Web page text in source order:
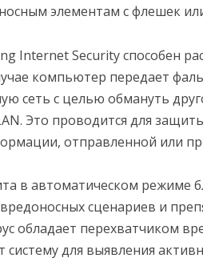
элементам с флешек
Internet Security способен
компьютер передает
сеть с целью обмануть
Это проводится для
отправленной или
в автоматическом режиме
сценариев и
обладает перехватчиком
систему для выявления